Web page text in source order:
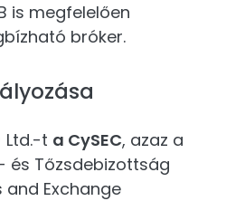
is megfelelően
bróker.
Ltd.-t a CySEC, azaz a
és Tőzsdebizottság
and Exchange